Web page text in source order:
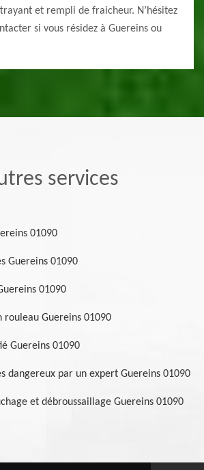
et rempli de fraicheur. N’hésitez
si vous résidez à Guereins ou
services
01090
Guereins 01090
01090
rouleau Guereins 01090
Guereins 01090
dangereux par un expert Guereins 01090
et débroussaillage Guereins 01090